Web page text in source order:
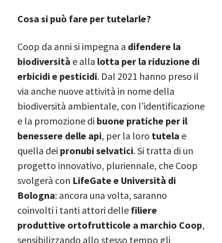
Cosa si può fare per tutelarle?
Coop da anni si impegna a difendere la
biodiversità e alla lotta per la riduzione di
erbicidi e pesticidi. Dal 2021 hanno preso il
via anche nuove attività in nome della
biodiversità ambientale, con l’identificazione
e la promozione di buone pratiche per il
benessere delle api, per la loro tutela e
quella dei pronubi selvatici. Si tratta di un
progetto innovativo, pluriennale, che Coop
svolgerà con LifeGate e Università di
Bologna: ancora una volta, saranno
coinvolti i tanti attori delle filiere
produttive ortofrutticole a marchio Coop,
sensibilizzando allo stesso tempo gli